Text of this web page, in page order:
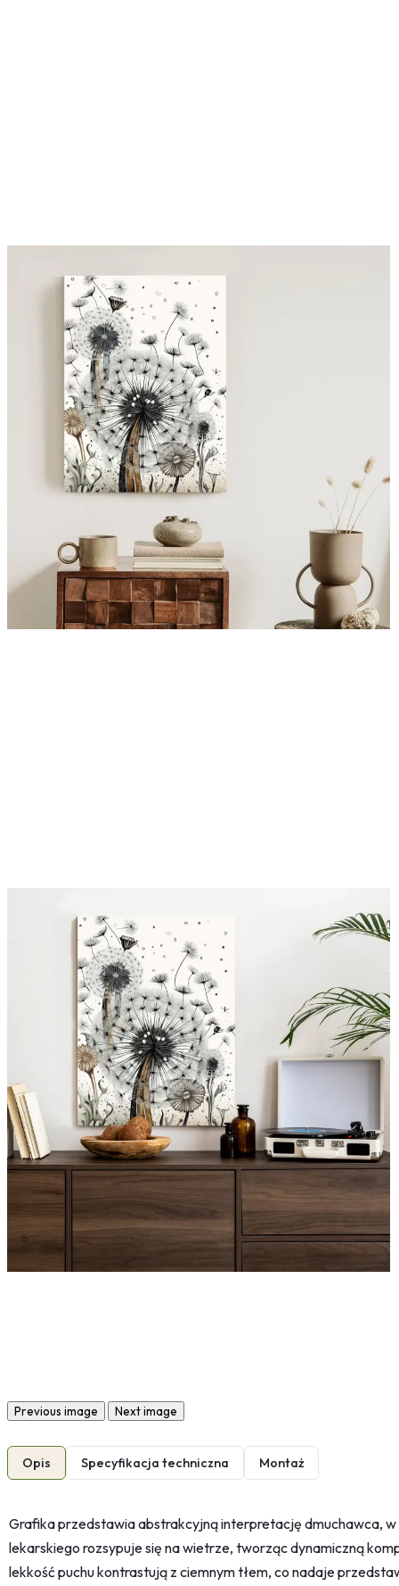
Previous image Next image
Opis Specyfikacja techniczna Montaż
Grafika przedstawia abstrakcyjną interpretację dmuchawca,
lekarskiego rozsypuje się na wietrze, tworząc dynamiczną
lekkość puchu kontrastują z ciemnym tłem, co nadaje